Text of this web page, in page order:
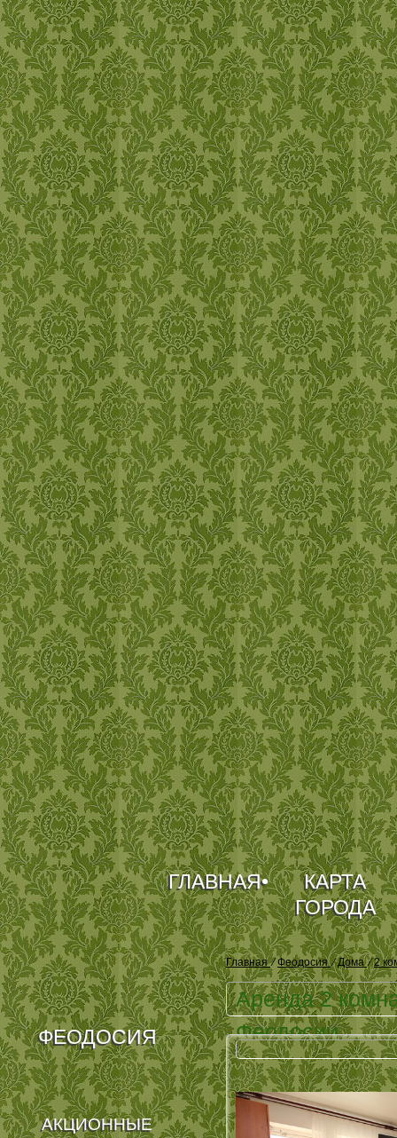
ГЛАВНАЯ•
КАРТА
ГОРОДА
Главная ⁄ Феодосия ⁄ Дома ⁄ 2
Аренда 2
Феодосии
ФЕОДОСИЯ
АКЦИОННЫЕ